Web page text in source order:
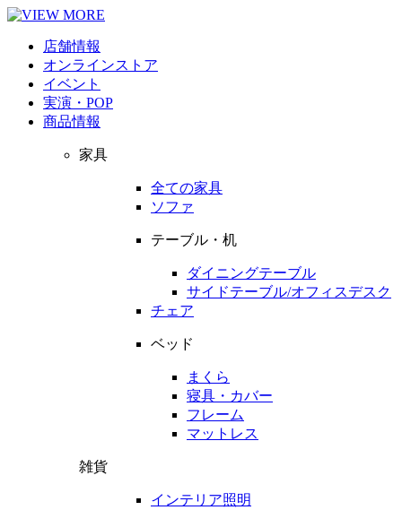
店舗情報
オンラインストア
イベント
実演・POP
商品情報
家具
全ての家具
ソファ
テーブル・机
ダイニングテーブル
サイドテーブル/オフィスデスク
チェア
ベッド
まくら
寝具・カバー
フレーム
マットレス
雑貨
インテリア照明